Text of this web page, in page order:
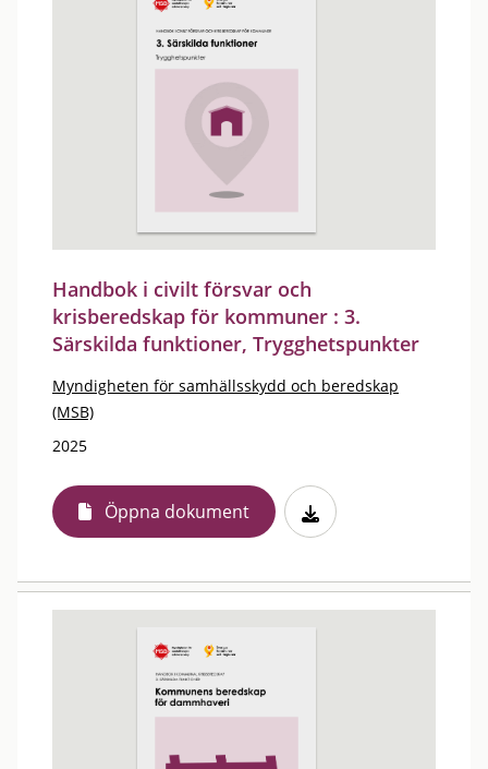
Handbok i civilt försvar och
krisberedskap för kommuner : 3.
Särskilda funktioner, Trygghetspunkter
Myndigheten för samhällsskydd och beredskap
(MSB)
2025
Öppna dokument